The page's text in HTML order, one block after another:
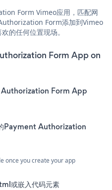
Form Vimeo应用，匹配网
Form添加到Vimeo
的任何位置现场。
Form App on
Form App
Payment Authorization
once you create your app
或嵌入代码元素